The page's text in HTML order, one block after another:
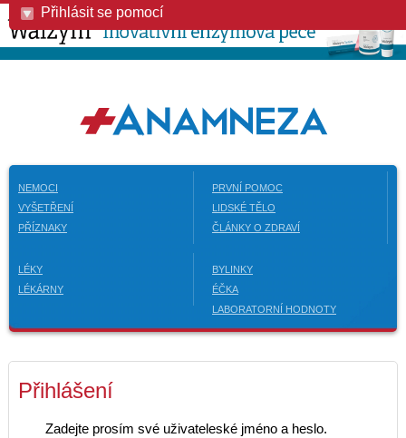
Přihlásit se pomocí
NEMOCI
VYŠETŘENÍ
PŘÍZNAKY
PRVNÍ POMOC
LIDSKÉ TĚLO
ČLÁNKY O ZDRAVÍ
LÉKY
LÉKÁRNY
BYLINKY
ÉČKA
LABORATORNÍ HODNOTY
Přihlášení
Zadejte prosím své uživateleské jméno a heslo.